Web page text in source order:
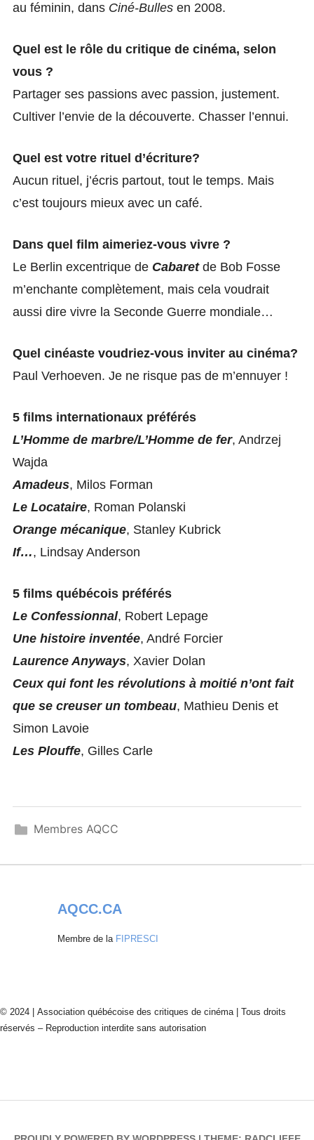
au féminin, dans Ciné-Bullesen 2008.
Quel est le rôle du critique de cinéma, selon
vous ?
Partager ses passions avec passion, justement.
Cultiver l’envie de la découverte. Chasser l’ennui.
Quel est votre rituel d’écriture?
Aucun rituel, j’écris partout, tout le temps. Mais
c’est toujours mieux avec un café.
Dans quel film aimeriez-vous vivre ?
Le Berlin excentrique de Cabaretde Bob Fosse
m’enchante complètement, mais cela voudrait
aussi dire vivre la Seconde Guerre mondiale…
Quel cinéaste voudriez-vous inviter au cinéma?
Paul Verhoeven. Je ne risque pas de m’ennuyer !
5 films internationaux préférés
L’Homme de marbre/L’Homme de fer, Andrzej
Wajda
Amadeus, Milos Forman
Le Locataire, Roman Polanski
Orange mécanique, Stanley Kubrick
If…, Lindsay Anderson
5 films québécois préférés
Le Confessionnal, Robert Lepage
Une histoire inventée, André Forcier
Laurence Anyways, Xavier Dolan
Ceux qui font les révolutions à moitié n’ont fait
que se creuser un tombeau, Mathieu Denis et
Simon Lavoie
Les Plouffe, Gilles Carle
Membres AQCC
AQCC.CA
Membre de la FIPRESCI
© 2024 | Association québécoise des critiques de cinéma | Tous droits
réservés – Reproduction interdite sans autorisation